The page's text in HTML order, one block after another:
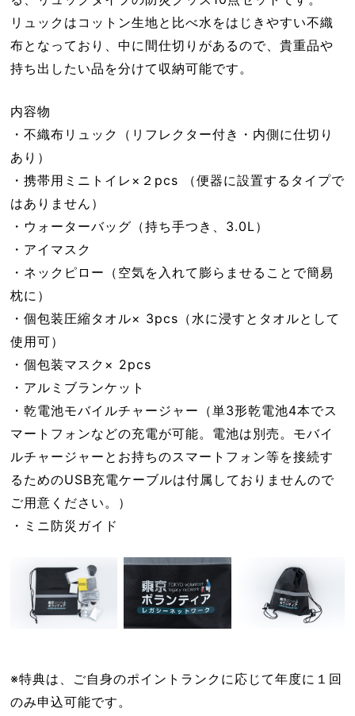
リュックはコットン生地と比べ水をはじきやすい不織
布となっており、中に間仕切りがあるので、貴重品や
持ち出したい品を分けて収納可能です。
内容物
・不織布リュック（リフレクター付き・内側に仕切り
あり）
・携帯用ミニトイレ×２pcs （便器に設置するタイプで
はありません）
・ウォーターバッグ（持ち手つき、3.0L）
・アイマスク
・ネックピロー（空気を入れて膨らませることで簡易
枕に）
・個包装圧縮タオル× 3pcs（水に浸すとタオルとして
使用可）
・個包装マスク× 2pcs
・アルミブランケット
・乾電池モバイルチャージャー（単3形乾電池4本でス
マートフォンなどの充電が可能。電池は別売。モバイ
ルチャージャーとお持ちのスマートフォン等を接続す
るためのUSB充電ケーブルは付属しておりませんので
ご用意ください。）
・ミニ防災ガイド
※特典は、ご自身のポイントランクに応じて年度に１回
のみ申込可能です。